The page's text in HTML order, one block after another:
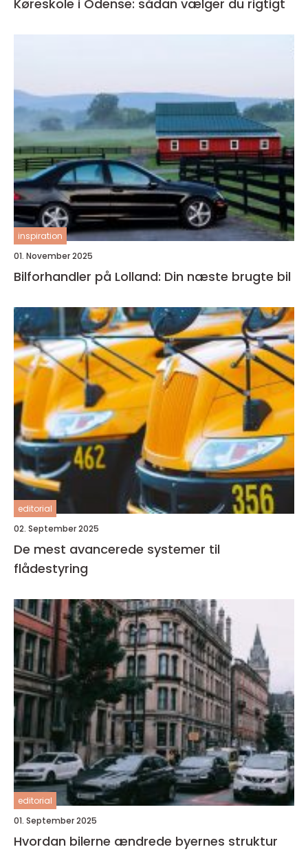
Køreskole i Odense: sådan vælger du rigtigt
inspiration
01. November 2025
Bilforhandler på Lolland: Din næste brugte bil
editorial
02. September 2025
De mest avancerede systemer til
flådestyring
editorial
01. September 2025
Hvordan bilerne ændrede byernes struktur